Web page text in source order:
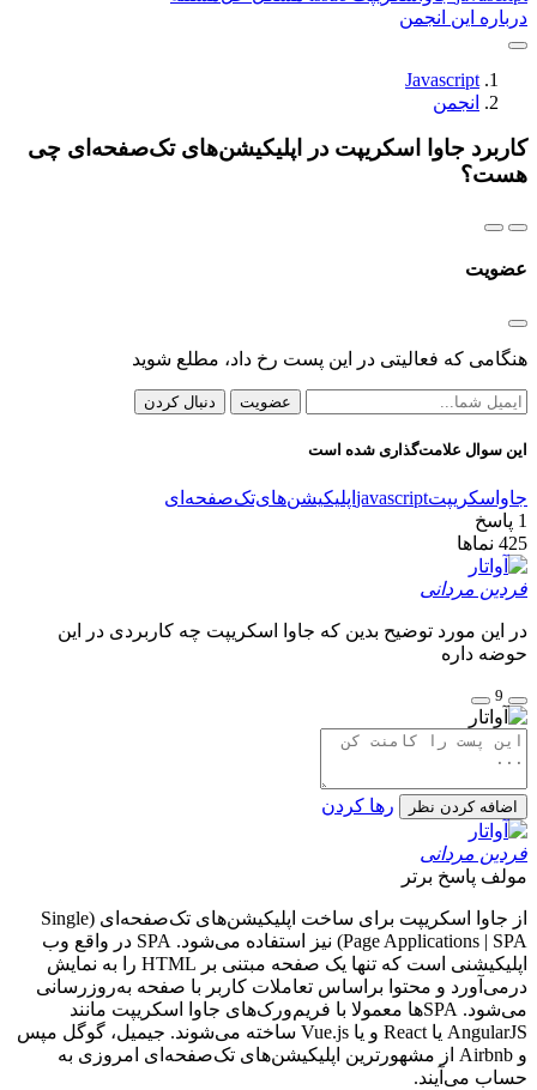
درباره این انجمن
Javascript
انجمن
کاربرد جاوا اسکریپت در اپلیکیشن‌های تک‌صفحه‌ای چی
هست؟
عضویت
هنگامی که فعالیتی در این پست رخ داد، مطلع شوید
عضویت دنبال کردن
این سوال علامت‌گذاری شده است
جاواسکریپتjavascript اپلیکیشن‌های‌تک‌صفحه‌ای
1 پاسخ
425 نماها
فردین مردانی
در این مورد توضیح بدین که جاوا اسکریپت چه کاربردی در این
حوضه داره
9
اضافه کردن نظر رها کردن
فردین مردانی
مولف پاسخ برتر
از جاوا اسکریپت برای ساخت اپلیکیشن‌های تک‌صفحه‌ای (Single
Page Applications | SPA) نیز استفاده می‌شود. SPA در واقع وب
اپلیکیشنی است که تنها یک صفحه مبتنی بر HTML را به نمایش
درمی‌آورد و محتوا براساس تعاملات کاربر با صفحه به‌روزرسانی
می‌شود. SPAها معمولا با فریم‌ورک‌های جاوا اسکریپت مانند
AngularJS یا React و یا Vue.js ساخته می‌شوند. جیمیل، گوگل مپس
و Airbnb از مشهورترین اپلیکیشن‌های تک‌صفحه‌ای امروزی به
حساب می‌آیند.